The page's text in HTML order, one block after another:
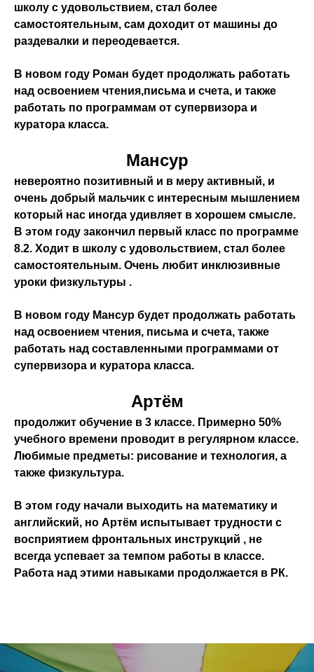
школу с удовольствием, стал более
самостоятельным, сам доходит от машины до
раздевалки и переодевается.
В новом году Роман будет продолжать работать
над освоением чтения,письма и счета, и также
работать по программам от супервизора и
куратора класса.
Мансур
невероятно позитивный и в меру активный, и
очень добрый мальчик с интересным мышлением
который нас иногда удивляет в хорошем смысле.
В этом году закончил первый класс по программе
8.2. Ходит в школу с удовольствием, стал более
самостоятельным. Очень любит инклюзивные
уроки физкультуры .
В новом году Мансур будет продолжать работать
над освоением чтения, письма и счета, также
работать над составленными программами от
супервизора и куратора класса.
Артём
продолжит обучение в 3 классе. Примерно 50%
учебного времени проводит в регулярном классе.
Любимые предметы: рисование и технология, а
также физкультура.
В этом году начали выходить на математику и
английский, но Артём испытывает трудности с
восприятием фронтальных инструкций , не
всегда успевает за темпом работы в классе.
Работа над этими навыками продолжается в РК.